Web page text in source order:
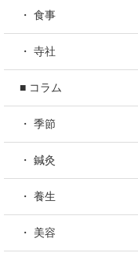
・ 食事
・ 寺社
■ コラム
・ 季節
・ 鍼灸
・ 養生
・ 美容